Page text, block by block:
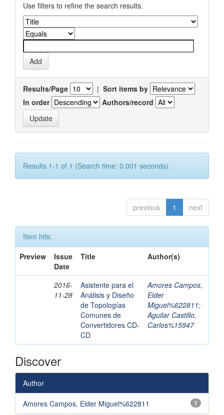
Use filters to refine the search results.
Results/Page | Sort items by
In order
Authors/record
Results 1-1 of 1 (Search time: 0.001 seconds).
previous 1 next
Item hits:
Preview
Issue
Date
Title Author(s)
2016-
11-28
Asistente para el
Análisis y Diseño
de Topologías
Comunes de
Convertidores CD-
CD
Amores Campos,
Eider
Miguel%622811;
Aguilar Castillo,
Carlos%15947
Discover
Author
1
Amores Campos, Eider Miguel%622811